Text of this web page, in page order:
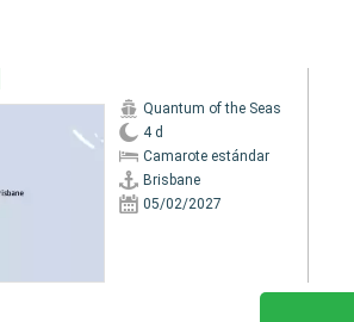
Quantum of the Seas
4 d
Camarote estándar
Brisbane
05/02/2027